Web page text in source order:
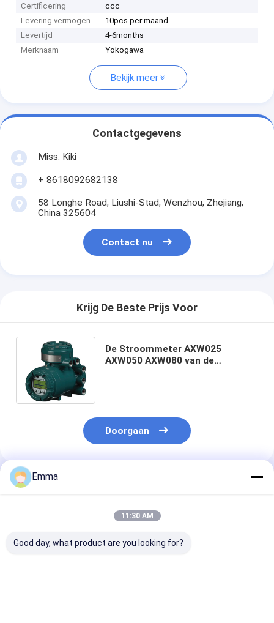
Certificering
ccc
Levering vermogen
10pcs per maand
Levertijd
4-6months
Merknaam
Yokogawa
Bekijk meer
Contactgegevens
Miss. Kiki
+ 8618092682138
58 Longhe Road, Liushi-Stad, Wenzhou, Zhejiang,
China 325604
Contact nu
Krijg De Beste Prijs Voor
De Stroommeter AXW025
AXW050 AXW080 van de
Doorgaan
Geadviseerde Producten
Emma
11:30 AM
Good day, what product are you looking for?